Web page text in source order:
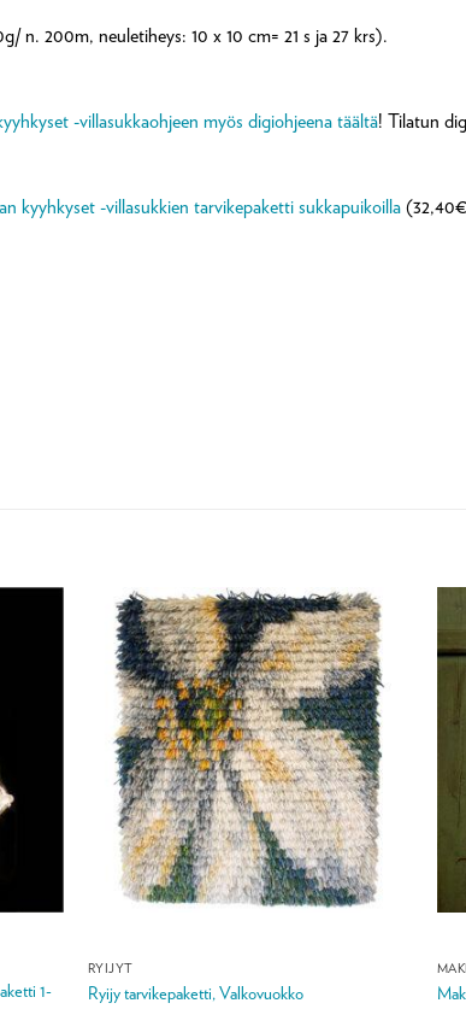
n. 200m, neuletiheys: 10 x 10 cm= 21 s ja 27 krs).
-villasukkaohjeen myös digiohjeena täältä! Tilatun
kyyhkyset -villasukkien tarvikepaketti sukkapuikoilla
1-
RYIJYT
Ryijy tarvikepaketti, Valkovuokko